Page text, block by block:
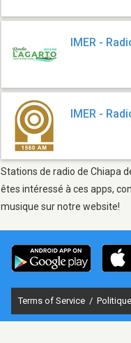
IMER -
IMER -
Stations de radio de Chiapa
êtes intéressé à ces apps,
musique sur notre website!
Terms of Service /